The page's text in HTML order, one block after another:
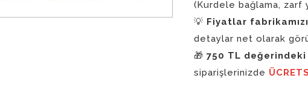
(Kurdele bağlama,
💡 Fiyatlar
detaylar net olarak
🎁 750 TL
siparişlerinizde